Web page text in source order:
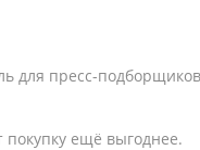
для пресс-
ещё выгоднее.